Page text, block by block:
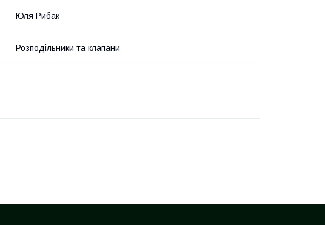
Юля Рибак
Розподільники та клапани